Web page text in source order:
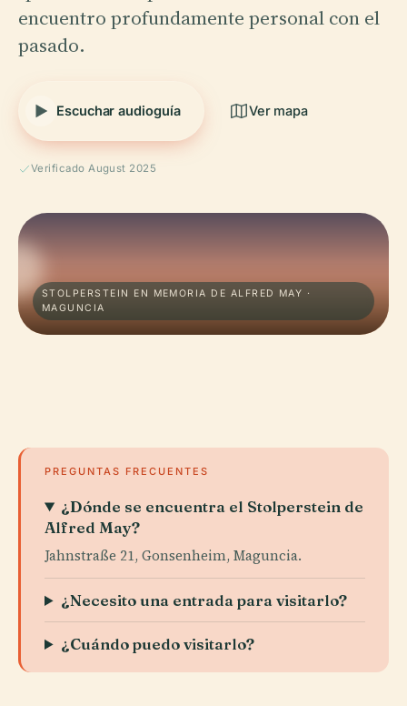
encuentro profundamente personal con el
pasado.
Escuchar audioguía Ver mapa
Verificado August 2025
STOLPERSTEIN EN MEMORIA DE ALFRED MAY ·
MAGUNCIA
PREGUNTAS FRECUENTES
¿Dónde se encuentra el Stolperstein de
Alfred May?
Jahnstraße 21, Gonsenheim, Maguncia.
¿Necesito una entrada para visitarlo?
¿Cuándo puedo visitarlo?